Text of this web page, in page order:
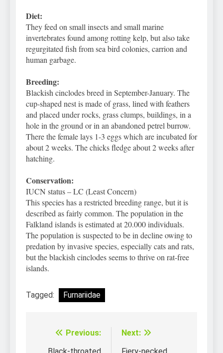
Diet:
They feed on small insects and small marine
invertebrates found among rotting kelp, but also take
regurgitated fish from sea bird colonies, carrion and
human garbage.
Breeding:
Blackish cinclodes breed in September-January. The
cup-shaped nest is made of grass, lined with feathers
and placed under rocks, grass clumps, buildings, in a
hole in the ground or in an abandoned petrel burrow.
There the female lays 1-3 eggs which are incubated for
about 2 weeks. The chicks fledge about 2 weeks after
hatching.
Conservation:
IUCN status – LC (Least Concern)
This species has a restricted breeding range, but it is
described as fairly common. The population in the
Falkland islands is estimated at 20.000 individuals.
The population is suspected to be in decline owing to
predation by invasive species, especially cats and rats,
but the blackish cinclodes seems to thrive on rat-free
islands.
Tagged: Furnariidae
Điều
Previous:
Next: